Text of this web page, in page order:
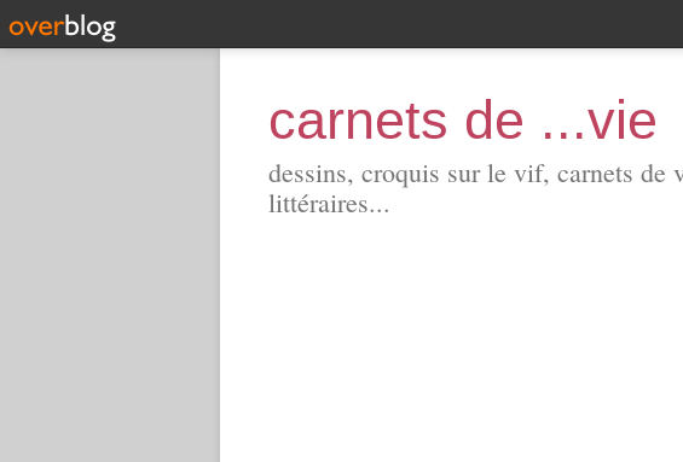
carnets de ...vie
dessins, croquis sur le vif, carnets de
littéraires...